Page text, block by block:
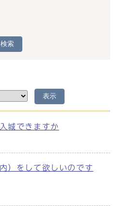
検索
表示
城できますか
）をして欲しいのです